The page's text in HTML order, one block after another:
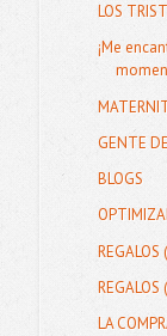
LOS
¡Me
GENTE
BLOGS
REGALOS
LA